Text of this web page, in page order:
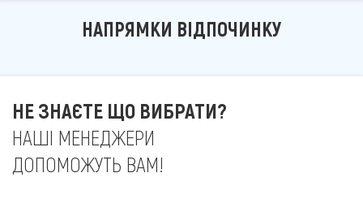
НАПРЯМКИ ВІДПОЧИНКУ
НЕ ЗНАЄТЕ ЩО ВИБРАТИ?
НАШІ МЕНЕДЖЕРИ
ДОПОМОЖУТЬ ВАМ!